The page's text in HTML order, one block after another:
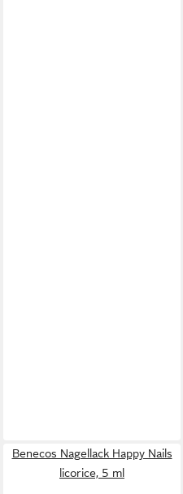
Benecos Nagellack Happy Nails
licorice, 5 ml